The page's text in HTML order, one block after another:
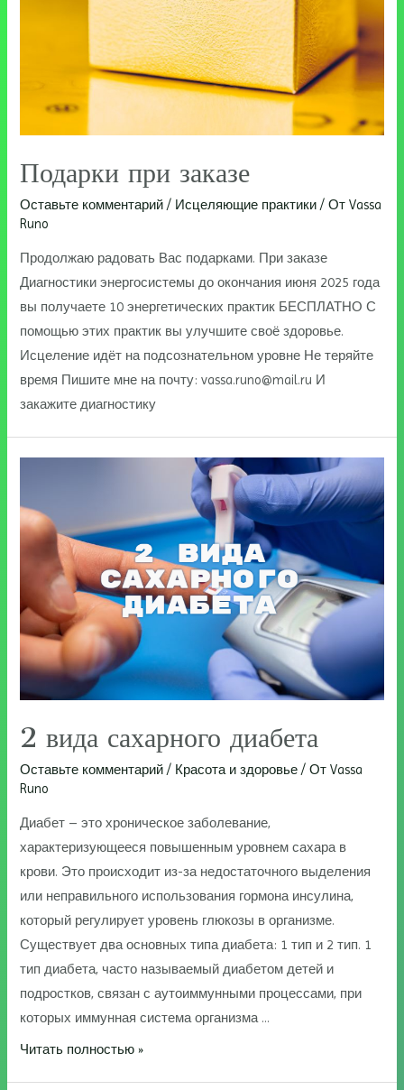
Подарки при заказе
Оставьте комментарий / Исцеляющие практики / От Vassa
Runo
Продолжаю радовать Вас подарками. При заказе
Диагностики энергосистемы до окончания июня 2025 года
вы получаете 10 энергетических практик БЕСПЛАТНО С
помощью этих практик вы улучшите своё здоровье.
Исцеление идёт на подсознательном уровне Не теряйте
время Пишите мне на почту: vassa.runo@mail.ru И
закажите диагностику
2 вида сахарного диабета
Оставьте комментарий / Красота и здоровье / От Vassa
Runo
Диабет – это хроническое заболевание,
характеризующееся повышенным уровнем сахара в
крови. Это происходит из-за недостаточного выделения
или неправильного использования гормона инсулина,
который регулирует уровень глюкозы в организме.
Существует два основных типа диабета: 1 тип и 2 тип. 1
тип диабета, часто называемый диабетом детей и
подростков, связан с аутоиммунными процессами, при
которых иммунная система организма …
2
Читать полностью »